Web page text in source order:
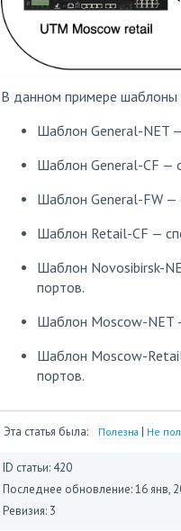
В данном примере шаблоны
Шаблон General-NET
Шаблон General-CF —
Шаблон General-FW —
Шаблон Retail-CF —
Шаблон Novosibirsk-
портов.
Шаблон Moscow-NET
Шаблон Moscow-
портов.
Эта статья была: Полезна | Не
ID статьи: 420
Последнее обновление:16 янв,
Ревизия: 3